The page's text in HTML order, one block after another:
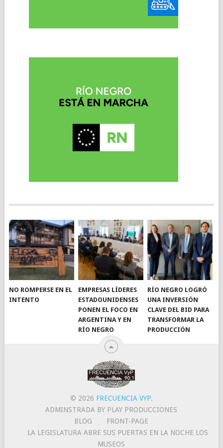
NO ROMPERSE EN EL
INTENTO
EMPRESAS LÍDERES
ESTADOUNIDENSES
PONEN EL FOCO EN
ARGENTINA Y EN
RÍO NEGRO
RÍO NEGRO LOGRÓ
UNA INVERSIÓN
CLAVE DEL BID PARA
TRANSFORMAR LA
PRODUCCIÓN
© 2026 FRECUENCIA VYP.
ADMINSTRADA BY PLAY PRODUCCIONES
BLOG
FRONT-PAGE
LA LEGISLATURA ABRE SUS PUERTAS EN LA NOCHE LOS
MUSEOS